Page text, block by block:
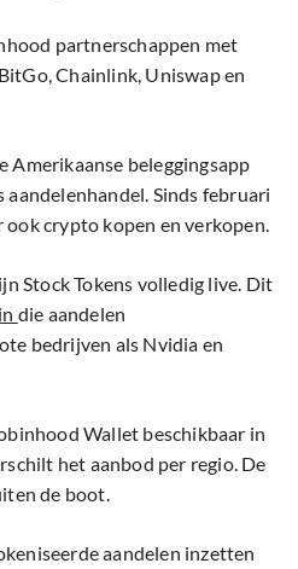
partnerschappen met
Chainlink, Uniswap en
Amerikaanse beleggingsapp
Sinds februari
crypto kopen en verkopen.
Stock Tokens volledig live. Dit
die aandelen
bedrijven als Nvidia en
Wallet beschikbaar in
het aanbod per regio. De
de boot.
aandelen inzetten